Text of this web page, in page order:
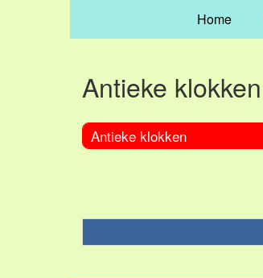
Home
Antieke klokken
Antieke klokken